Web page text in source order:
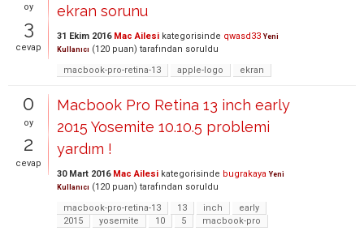
oy
3
cevap
ekran sorunu
31 Ekim 2016 Mac Ailesi kategorisinde qwasd33 Yeni
Kullanıcı (120 puan) tarafından soruldu
macbook-pro-retina-13
apple-logo ekran
0
oy
2
cevap
Macbook Pro Retina 13 inch early
2015 Yosemite 10.10.5 problemi
yardım !
30 Mart 2016 Mac Ailesi kategorisinde bugrakaya Yeni
Kullanıcı (120 puan) tarafından soruldu
macbook-pro-retina-13
13 inch
early
2015
yosemite 10 5 macbook-pro